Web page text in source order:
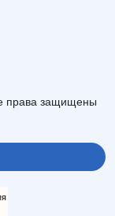
права защищены